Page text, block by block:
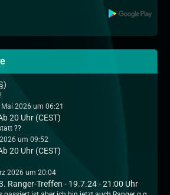
Mai 2026 um 06:21
20 Uhr (CEST)
??
um 09:52
20 Uhr (CEST)
2026 um 20:04
Ranger-Treffen - 19.7.24 - 21:00 Uhr